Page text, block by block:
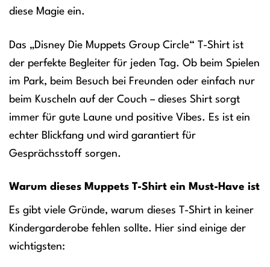
diese Magie ein.
Das „Disney Die Muppets Group Circle“ T-Shirt ist
der perfekte Begleiter für jeden Tag. Ob beim Spielen
im Park, beim Besuch bei Freunden oder einfach nur
beim Kuscheln auf der Couch – dieses Shirt sorgt
immer für gute Laune und positive Vibes. Es ist ein
echter Blickfang und wird garantiert für
Gesprächsstoff sorgen.
Warum dieses Muppets T-Shirt ein Must-Have ist
Es gibt viele Gründe, warum dieses T-Shirt in keiner
Kindergarderobe fehlen sollte. Hier sind einige der
wichtigsten: